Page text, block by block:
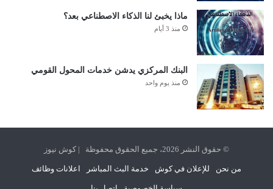
ماذا يخبئ لنا الذكاء الاصطناعي بعد؟
منذ 3 أيام
البنك المركزي يدشن خدمات المحول القومي
منذ يوم واحد
© حقوق النشر 2026، جميع الحقوق محفوظة | كوش نيوز
من نحن للإعلان في كوش خدمة البث المباشر اعلانات وظائف